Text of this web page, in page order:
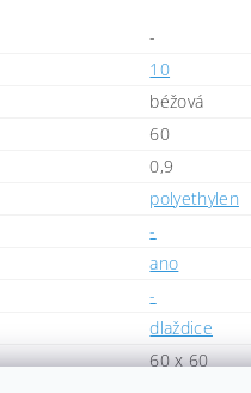
-
10
béžová
60
0,9
polyethylen
-
ano
-
dlaždice
60 x 60